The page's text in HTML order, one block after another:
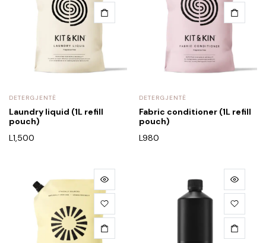
DETERGJENTË
Laundry liquid (1L refill
pouch)
L1,500
DETERGJENTË
Fabric conditioner (1L refill
pouch)
L980